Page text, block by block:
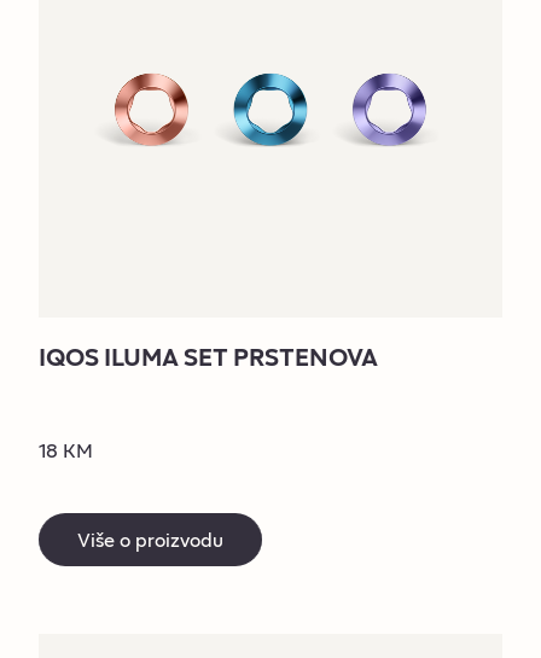
IQOS ILUMA SET PRSTENOVA
18 KM
Više o proizvodu